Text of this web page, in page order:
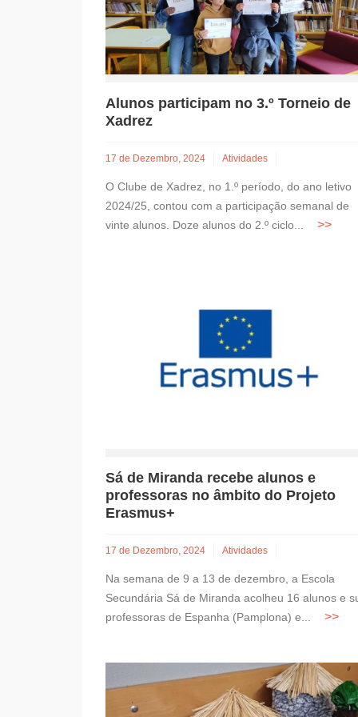
Alunos participam no 3.º Torneio de
Xadrez
17 de Dezembro, 2024 Atividades
O Clube de Xadrez, no 1.º período, do ano letivo
2024/25, contou com a participação semanal de
vinte alunos. Doze alunos do 2.º ciclo...
Sá de Miranda recebe alunos e
professoras no âmbito do Projeto
Erasmus+
17 de Dezembro, 2024 Atividades
Na semana de 9 a 13 de dezembro, a Escola
Secundária Sá de Miranda acolheu 16 alunos e
professoras de Espanha (Pamplona) e...